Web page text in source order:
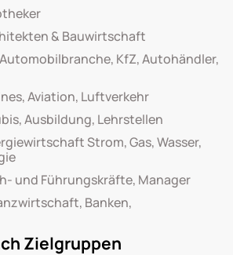
& Bauwirtschaft
KfZ, Autohändler,
Aviation, Luftverkehr
Ausbildung, Lehrstellen
Strom, Gas, Wasser,
und Führungskräfte, Manager
Banken,
Zielgruppen